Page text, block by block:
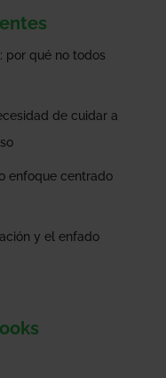
por qué no todos
de cuidar a
enfoque centrado
y el enfado